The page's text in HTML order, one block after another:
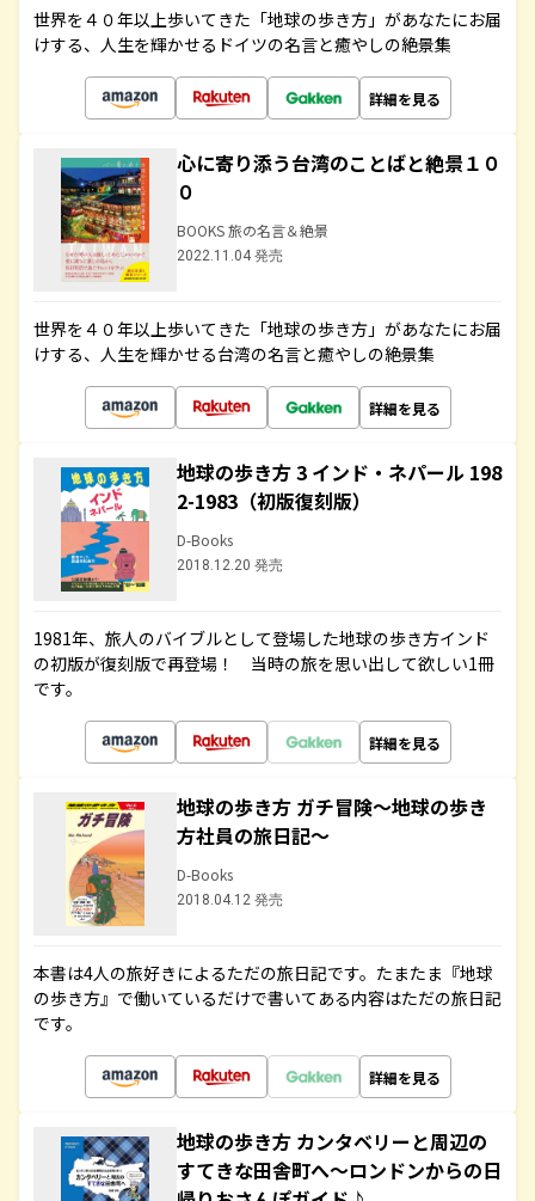
世界を４０年以上歩いてきた「地球の歩き方」があなたにお届
けする、人生を輝かせるドイツの名言と癒やしの絶景集
詳細を見る
心に寄り添う台湾のことばと絶景１０
０
BOOKS 旅の名言＆絶景
2022.11.04 発売
世界を４０年以上歩いてきた「地球の歩き方」があなたにお届
けする、人生を輝かせる台湾の名言と癒やしの絶景集
詳細を見る
地球の歩き方 3 インド・ネパール 198
2-1983（初版復刻版）
D-Books
2018.12.20 発売
1981年、旅人のバイブルとして登場した地球の歩き方インド
の初版が復刻版で再登場！ 当時の旅を思い出して欲しい1冊
です。
詳細を見る
地球の歩き方 ガチ冒険～地球の歩き
方社員の旅日記～
D-Books
2018.04.12 発売
本書は4人の旅好きによるただの旅日記です。たまたま『地球
の歩き方』で働いているだけで書いてある内容はただの旅日記
です。
詳細を見る
地球の歩き方 カンタベリーと周辺の
すてきな田舎町へ～ロンドンからの日